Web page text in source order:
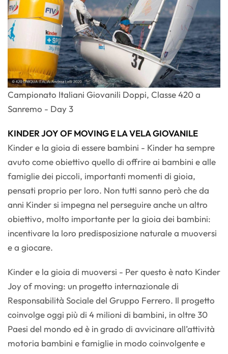
Campionato Italiani Giovanili Doppi, Classe 420 a
Sanremo - Day 3
KINDER JOY OF MOVING E LA VELA GIOVANILE
Kinder e la gioia di essere bambini - Kinder ha sempre
avuto come obiettivo quello di offrire ai bambini e alle
famiglie dei piccoli, importanti momenti di gioia,
pensati proprio per loro. Non tutti sanno però che da
anni Kinder si impegna nel perseguire anche un altro
obiettivo, molto importante per la gioia dei bambini:
incentivare la loro predisposizione naturale a muoversi
e a giocare.
Kinder e la gioia di muoversi - Per questo è nato Kinder
Joy of moving: un progetto internazionale di
Responsabilità Sociale del Gruppo Ferrero. Il progetto
coinvolge oggi più di 4 milioni di bambini, in oltre 30
Paesi del mondo ed è in grado di avvicinare all’attività
motoria bambini e famiglie in modo coinvolgente e